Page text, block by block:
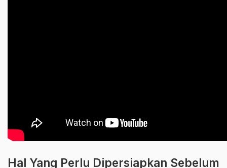
Hal Yang Perlu Dipersiapkan Sebelum